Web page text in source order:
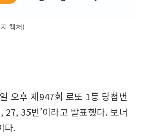
캡처)
오후 제947회 로또 1등 당첨번
27, 35번’이라고 발표했다. 보너
다.